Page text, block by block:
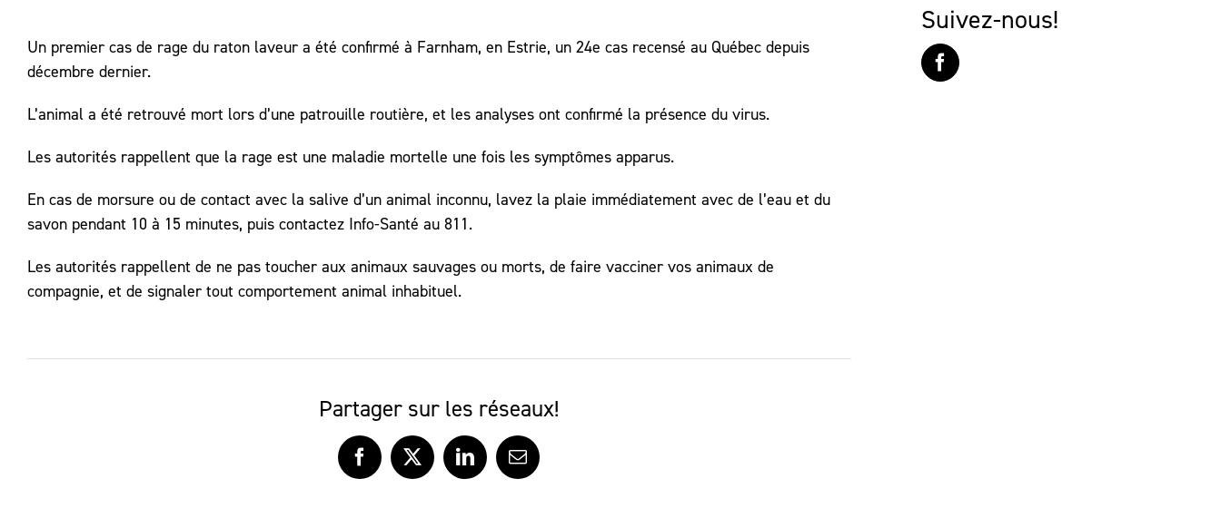
Un premier cas de rage du raton laveur a été confirmé à Farnham, en Estrie, un 24e cas recensé au Québec depuis
décembre dernier.
L’animal a été retrouvé mort lors d’une patrouille routière, et les analyses ont confirmé la présence du virus.
Les autorités rappellent que la rage est une maladie mortelle une fois les symptômes apparus.
En cas de morsure ou de contact avec la salive d’un animal inconnu, lavez la plaie immédiatement avec de l’eau et du
savon pendant 10 à 15 minutes, puis contactez Info-Santé au 811.
Les autorités rappellent de ne pas toucher aux animaux sauvages ou morts, de faire vacciner vos animaux de
compagnie, et de signaler tout comportement animal inhabituel.
Partager sur les réseaux!
Facebook
X LinkedInCourriel
Suivez-nous!